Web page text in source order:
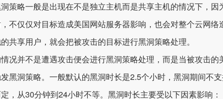
略一般是出现在不是独立主机而是共享主机的情况下，因
不仅仅对目标造成美国网站服务器影响，也会对整个云网
共享用户，就会把被攻击的目标进行黑洞策略处理。
并不是遭遇攻击便会进行黑洞策略处理，而是当被攻击的
黑洞策略。一般默认的黑洞时长是2.5个小时，黑洞期间不
，从30分钟到24小时不等。黑洞时长主要受以下因素影响：